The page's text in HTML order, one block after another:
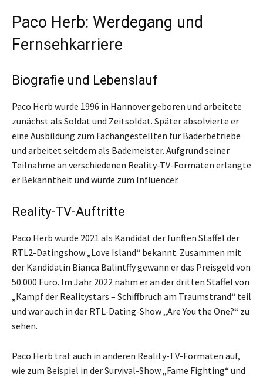
Paco Herb: Werdegang und
Fernsehkarriere
Biografie und Lebenslauf
Paco Herb wurde 1996 in Hannover geboren und arbeitete
zunächst als Soldat und Zeitsoldat. Später absolvierte er
eine Ausbildung zum Fachangestellten für Bäderbetriebe
und arbeitet seitdem als Bademeister. Aufgrund seiner
Teilnahme an verschiedenen Reality-TV-Formaten erlangte
er Bekanntheit und wurde zum Influencer.
Reality-TV-Auftritte
Paco Herb wurde 2021 als Kandidat der fünften Staffel der
RTL2-Datingshow „Love Island“ bekannt. Zusammen mit
der Kandidatin Bianca Balintffy gewann er das Preisgeld von
50.000 Euro. Im Jahr 2022 nahm er an der dritten Staffel von
„Kampf der Realitystars – Schiffbruch am Traumstrand“ teil
und war auch in der RTL-Dating-Show „Are You the One?“ zu
sehen.
Paco Herb trat auch in anderen Reality-TV-Formaten auf,
wie zum Beispiel in der Survival-Show „Fame Fighting“ und